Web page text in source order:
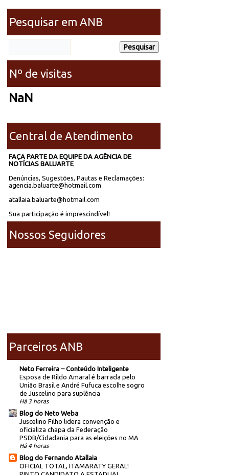
Pesquisar em ANB
Nº de visitas
NaN
Central de Atendimento
FAÇA PARTE DA EQUIPE DA AGÊNCIA DE
NOTÍCIAS BALUARTE
Denúncias, Sugestões, Pautas e Reclamações:
agencia.baluarte@hotmail.com
atallaia.baluarte@hotmail.com
Sua participação é imprescindível!
Nossos Seguidores
Parceiros ANB
Neto Ferreira – Conteúdo Inteligente
Esposa de Rildo Amaral é barrada pelo
União Brasil e André Fufuca escolhe sogro
de Juscelino para suplência
Há 3 horas
Blog do Neto Weba
Juscelino Filho lidera convenção e
oficializa chapa da Federação
PSDB/Cidadania para as eleições no MA
Há 4 horas
Blog do Fernando Atallaia
OFICIAL TOTAL, ITAMARATY GERAL!